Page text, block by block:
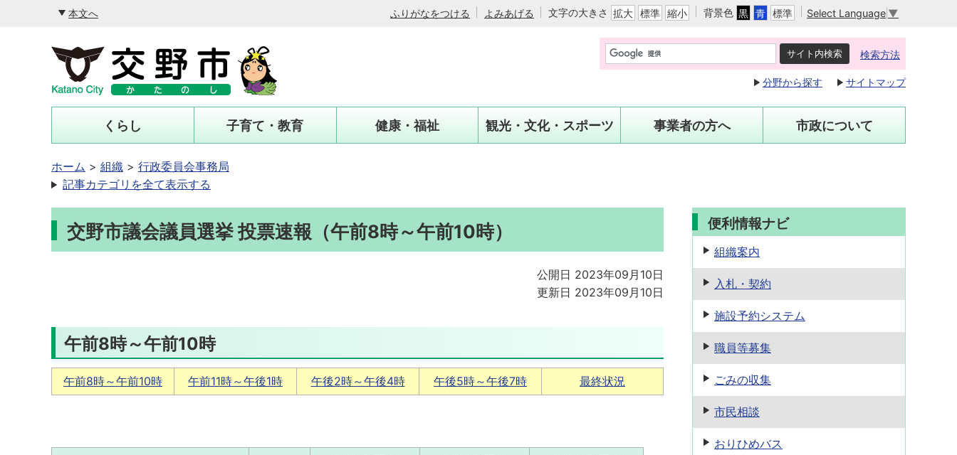
本文へ ふりがなをつける よみあげる 文字の大きさ 拡大 標準 縮小 背景色 黒 青 標準 Select Language ▼
検索方法
分野から探す サイトマップ
くらし 子育て・教育 健康・福祉 観光・文化・スポーツ 事業者の方へ 市政について
ホーム 組織
行政委員会事務局
記事カテゴリを全て表示する
交野市議会議員選挙 投票速報（午前8時～午前10時）
公開日 2023年09月10日
更新日 2023年09月10日
午前8時～午前10時
午前8時～午前10時 午前11時～午後1時 午後2時～午後4時 午後5時～午後7時 最終状況
便利情報ナビ
組織案内
入札・契約
施設予約システム
職員等募集
ごみの収集
市民相談
おりひめバス